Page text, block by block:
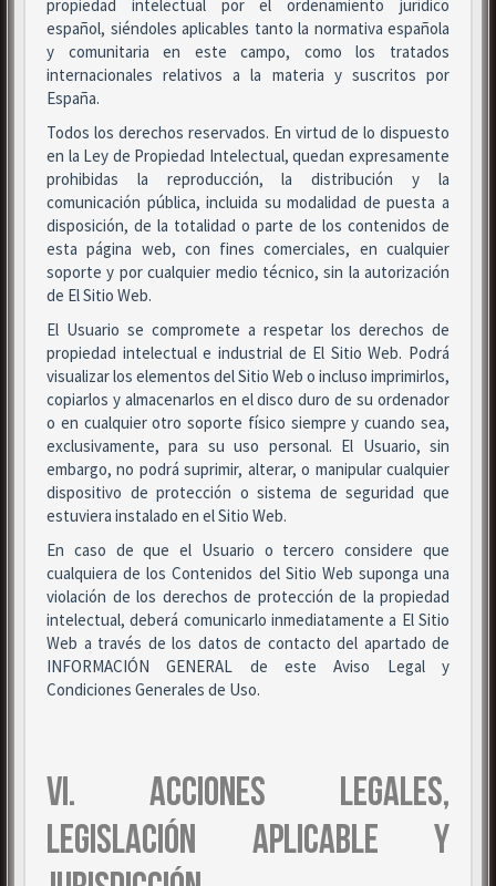
propiedad intelectual por el ordenamiento jurídico
español, siéndoles aplicables tanto la normativa española
y comunitaria en este campo, como los tratados
internacionales relativos a la materia y suscritos por
España.
Todos los derechos reservados. En virtud de lo dispuesto
en la Ley de Propiedad Intelectual, quedan expresamente
prohibidas la reproducción, la distribución y la
comunicación pública, incluida su modalidad de puesta a
disposición, de la totalidad o parte de los contenidos de
esta página web, con fines comerciales, en cualquier
soporte y por cualquier medio técnico, sin la autorización
de El Sitio Web.
El Usuario se compromete a respetar los derechos de
propiedad intelectual e industrial de El Sitio Web. Podrá
visualizar los elementos del Sitio Web o incluso imprimirlos,
copiarlos y almacenarlos en el disco duro de su ordenador
o en cualquier otro soporte físico siempre y cuando sea,
exclusivamente, para su uso personal. El Usuario, sin
embargo, no podrá suprimir, alterar, o manipular cualquier
dispositivo de protección o sistema de seguridad que
estuviera instalado en el Sitio Web.
En caso de que el Usuario o tercero considere que
cualquiera de los Contenidos del Sitio Web suponga una
violación de los derechos de protección de la propiedad
intelectual, deberá comunicarlo inmediatamente a El Sitio
Web a través de los datos de contacto del apartado de
INFORMACIÓN GENERAL de este Aviso Legal y
Condiciones Generales de Uso.
VI. ACCIONES LEGALES,
LEGISLACIÓN APLICABLE Y